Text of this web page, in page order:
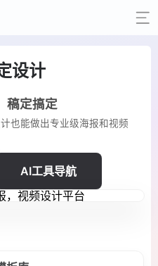
设计
稿定搞定
也能做出专业级海报和视频
AI工具导航